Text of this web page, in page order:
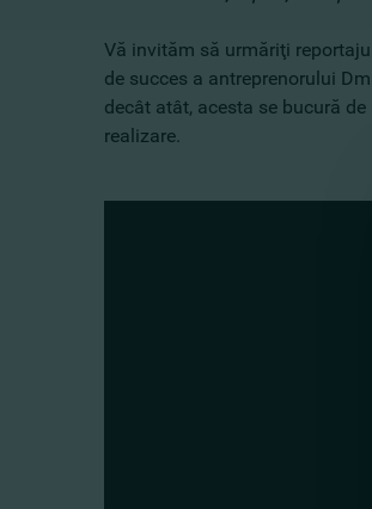
Vă invităm să urmăriţi
de succes a antreprenorului
decât atât, acesta se bucură
realizare.